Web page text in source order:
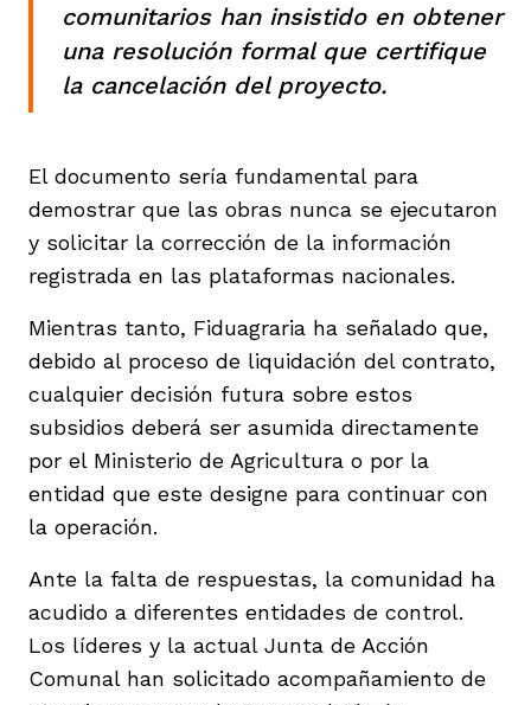
comunitarios han insistido en obtener
una resolución formal que certifique
la cancelación del proyecto.
El documento sería fundamental para
demostrar que las obras nunca se ejecutaron
y solicitar la corrección de la información
registrada en las plataformas nacionales.
Mientras tanto, Fiduagraria ha señalado que,
debido al proceso de liquidación del contrato,
cualquier decisión futura sobre estos
subsidios deberá ser asumida directamente
por el Ministerio de Agricultura o por la
entidad que este designe para continuar con
la operación.
Ante la falta de respuestas, la comunidad ha
acudido a diferentes entidades de control.
Los líderes y la actual Junta de Acción
Comunal han solicitado acompañamiento de